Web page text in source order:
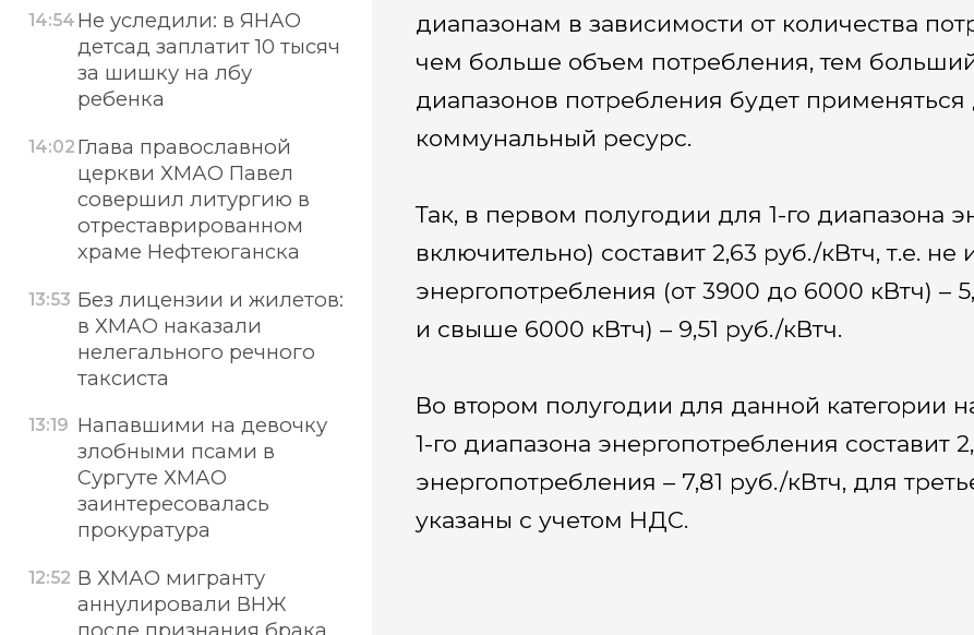
диапазонам в зависимости от количества
чем больше объем потребления, тем
диапазонов потребления будет применяться
коммунальный ресурс.
Так, в первом полугодии для 1-го диапазона
включительно) составит 2,63 руб./кВтч, т.е.
энергопотребления (от 3900 до 6000 кВтч) –
и свыше 6000 кВтч) – 9,51 руб./кВтч.
Во втором полугодии для данной категории
1-го диапазона энергопотребления составит
энергопотребления – 7,81 руб./кВтч, для
указаны с учетом НДС.
14:54 Не уследили: в ЯНАО
детсад заплатит 10 тысяч
за шишку на лбу
ребенка
14:02 Глава православной
церкви ХМАО Павел
совершил литургию в
отреставрированном
храме Нефтеюганска
13:53 Без лицензии и жилетов:
в ХМАО наказали
нелегального речного
таксиста
13:19 Напавшими на девочку
злобными псами в
Сургуте ХМАО
заинтересовалась
прокуратура
12:52 В ХМАО мигранту
аннулировали ВНЖ